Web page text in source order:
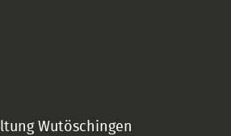
Wutöschingen